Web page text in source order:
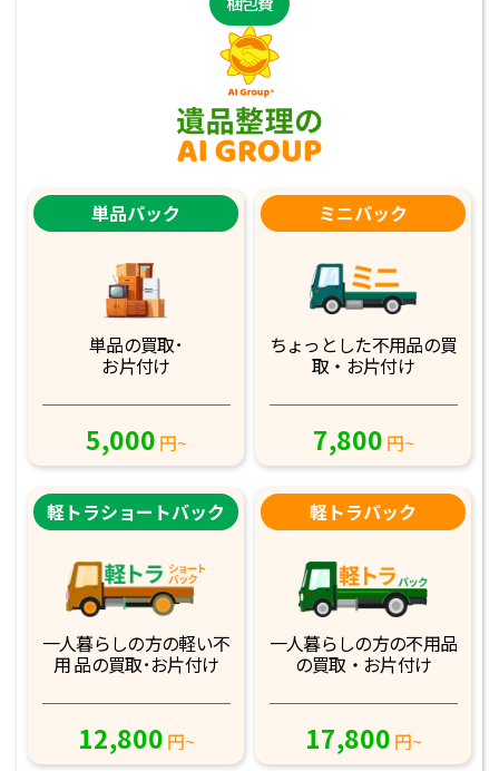
単品パック
単品の買取･
お片付け
5,000 円~
ミニパック
ちょっとした不用品の買
取・お片付け
7,800 円~
軽トラショートバック
一人暮らしの方の軽い不
用 品の買取･お片付け
12,800 円~
軽トラパック
一人暮らしの方の不用品
の買取・お片付け
17,800 円~